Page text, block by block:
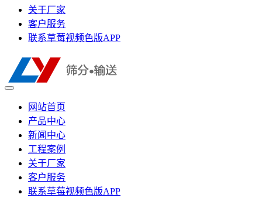
关于厂家
客户服务
联系草莓视频色版APP
网站首页
产品中心
新闻中心
工程案例
关于厂家
客户服务
联系草莓视频色版APP